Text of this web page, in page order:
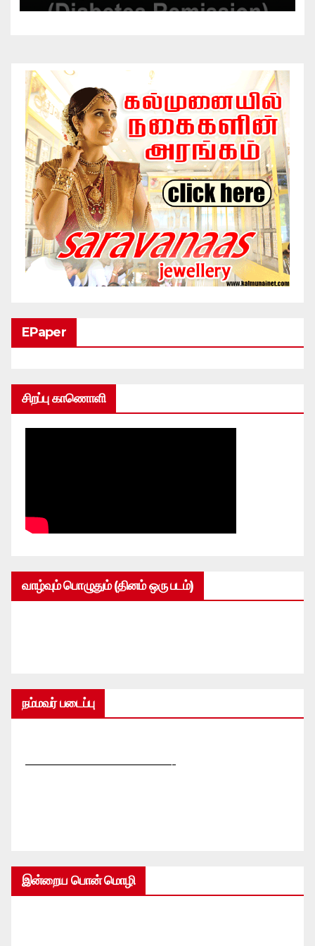
EPaper
சிறப்பு காணொளி
வாழ்வும் பொழுதும் (தினம் ஒரு படம்)
நம்மவர் படைப்பு
—————————————-
இன்றைய பொன் மொழி